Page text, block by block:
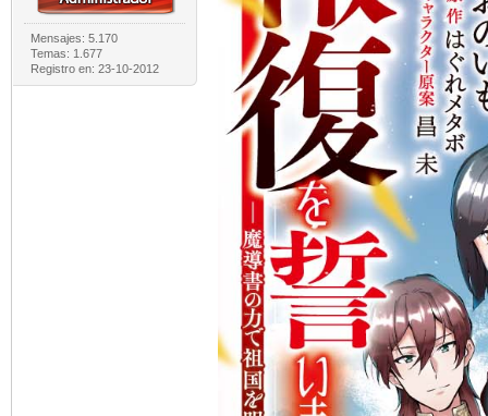
Mensajes: 5.170
Temas: 1.677
Registro en: 23-10-2012